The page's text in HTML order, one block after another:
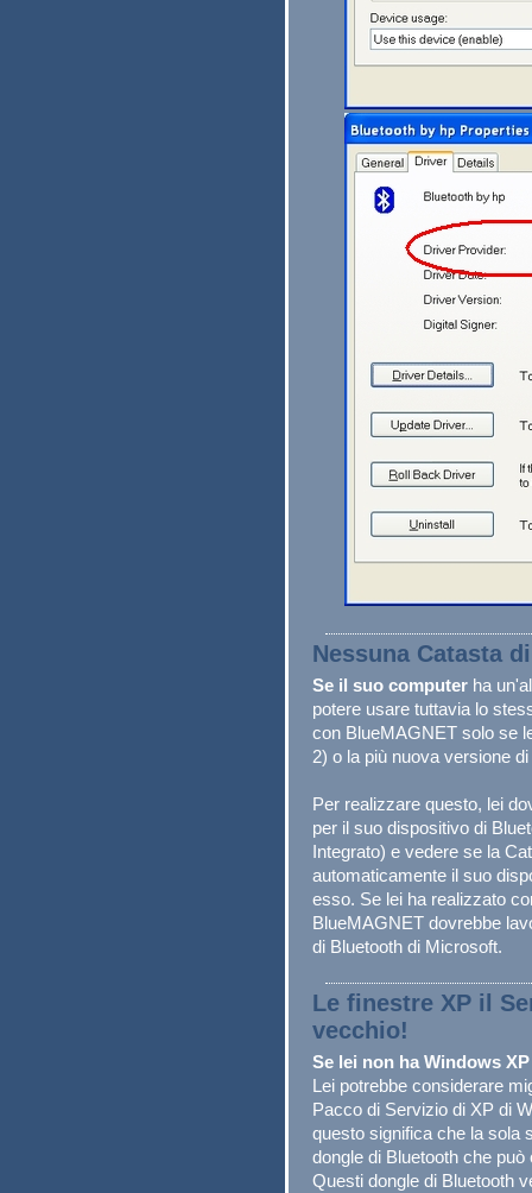
Nessuna Catasta
Se il suo computer ha
potere usare tuttavia lo
con BlueMAGNET solo se
2) o la più nuova versione
Per realizzare questo, lei
per il suo dispositivo di
Integrato) e vedere se la
automaticamente il suo
esso. Se lei ha realizzato
BlueMAGNET dovrebbe
di Bluetooth di Microsoft.
Le finestre XP il
vecchio!
Se lei non ha Windows
Lei potrebbe considerare
Pacco di Servizio di XP di
questo significa che la sola
dongle di Bluetooth che
Questi dongle di Bluetooth